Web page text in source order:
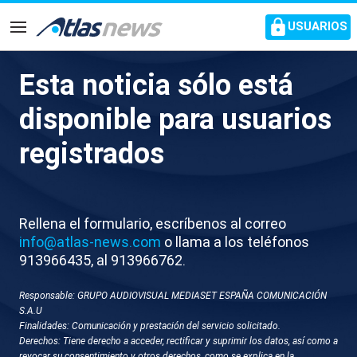
common.go-to-content
Navegación
USUARIOS
X075-VARIOS CALOR TARDE
Esta noticia sólo está
disponible para usuarios
registrados
Rellena el formulario, escríbenos al correo
info@atlas-news.com o llama a los teléfonos
913966435, al 913966762.
Responsable: GRUPO AUDIOVISUAL MEDIASET ESPAÑA COMUNICACIÓN
S.A.U
Finalidades: Comunicación y prestación del servicio solicitado.
Derechos: Tiene derecho a acceder, rectificar y suprimir los datos, así como a
20 de mayo 2026 - 20:14
Varias localizaciones